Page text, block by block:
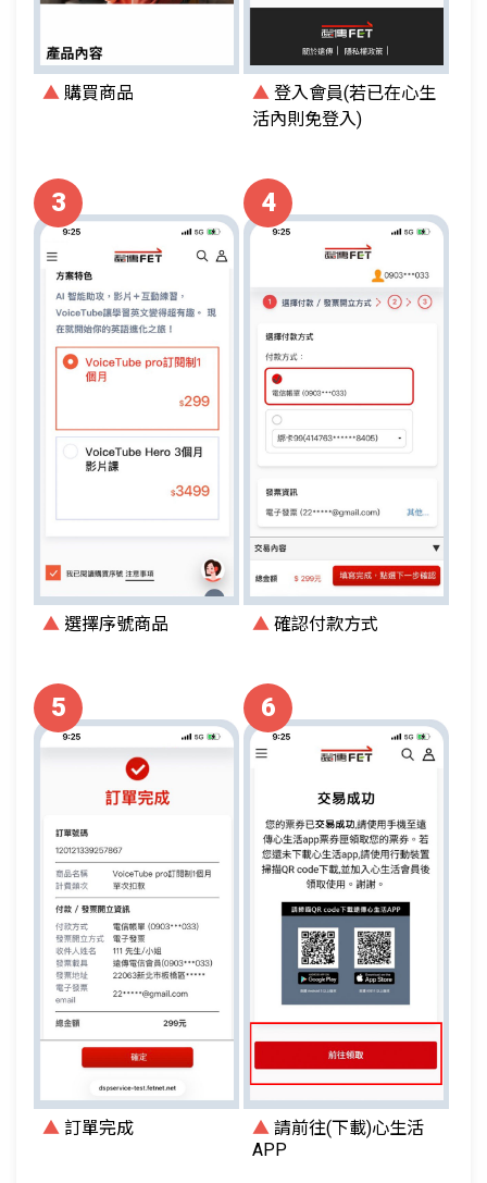
▲ 購買商品 ▲ 登入會員(若已在心生
活內則免登入)
3
▲ 選擇序號商品
4
▲ 確認付款方式
5
▲ 訂單完成
6
▲ 請前往(下載)心生活
APP